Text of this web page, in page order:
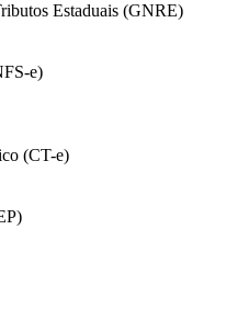
Estaduais (GNRE)
e)
(CT-e)